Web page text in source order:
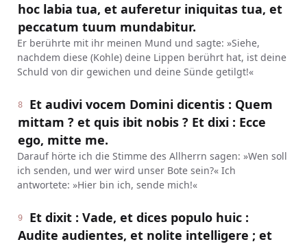
hoc labia tua, et auferetur iniquitas tua, et
peccatum tuum mundabitur.
Er berührte mit ihr meinen Mund und sagte: »Siehe,
nachdem diese (Kohle) deine Lippen berührt hat, ist deine
Schuld von dir gewichen und deine Sünde getilgt!«
8
Et audivi vocem Domini dicentis : Quem
mittam ? et quis ibit nobis ? Et dixi : Ecce
ego, mitte me.
Darauf hörte ich die Stimme des Allherrn sagen: »Wen soll
ich senden, und wer wird unser Bote sein?« Ich
antwortete: »Hier bin ich, sende mich!«
9
Et dixit : Vade, et dices populo huic :
Audite audientes, et nolite intelligere ; et